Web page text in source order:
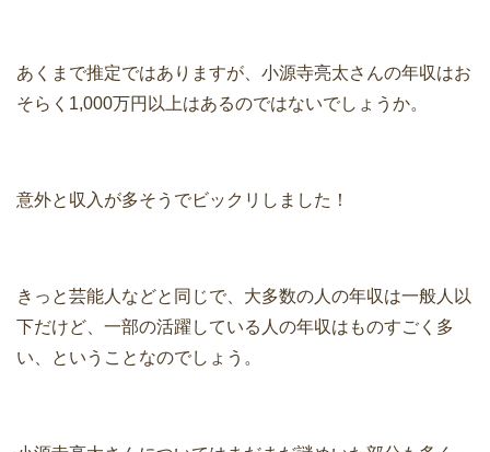
あくまで推定ではありますが、小源寺亮太さんの年収はお
そらく1,000万円以上はあるのではないでしょうか。
意外と収入が多そうでビックリしました！
きっと芸能人などと同じで、大多数の人の年収は一般人以
下だけど、一部の活躍している人の年収はものすごく多
い、ということなのでしょう。